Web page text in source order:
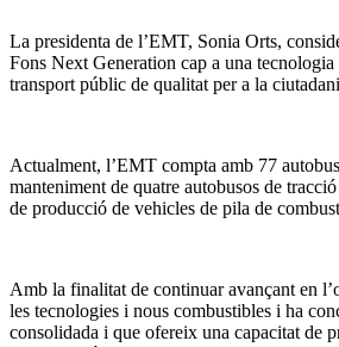
La presidenta de l’EMT, Sonia Orts,
Fons Next Generation cap a una
transport públic de qualitat per a la
Actualment, l’EMT compta amb 77
manteniment de quatre autobusos de
de producció de vehicles de pila de
Amb la finalitat de continuar avançant en
les tecnologies i nous combustibles i ha
consolidada i que ofereix una capacitat de